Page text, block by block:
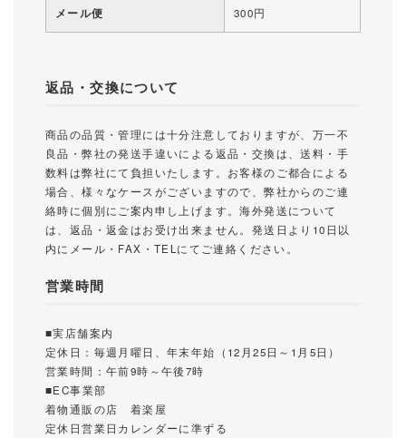
メール便 300円
返品・交換について
商品の品質・管理には十分注意しておりますが、万一不
良品・弊社の発送手違いによる返品・交換は、送料・手
数料は弊社にて負担いたします。お客様のご都合による
場合、様々なケースがございますので、弊社からのご連
絡時に個別にご案内申し上げます。海外発送について
は、返品・返金はお受け出来ません。発送日より10日以
内にメール・FAX・TELにてご連絡ください。
営業時間
■実店舗案内
定休日：毎週月曜日、年末年始（12月25日～1月5日）
営業時間：午前9時～午後7時
■EC事業部
着物通販の店 着楽屋
定休日営業日カレンダーに準ずる